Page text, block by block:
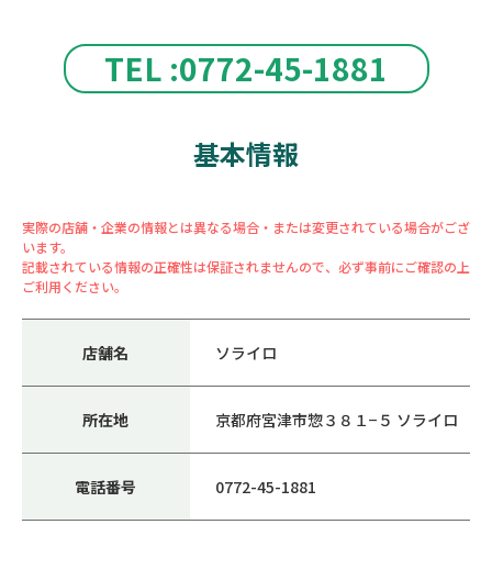
TEL :0772-45-1881
基本情報
実際の店舗・企業の情報とは異なる場合・または変更されている場合がござ
います。
記載されている情報の正確性は保証されませんので、必ず事前にご確認の上
ご利用ください。
店舗名 ソライロ
所在地 京都府宮津市惣３８１−５ ソライロ
電話番号 0772-45-1881